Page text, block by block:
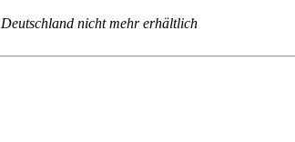
nicht mehr erhältlich